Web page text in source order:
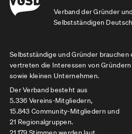
Verband der Gründer
Selbstständigen
Selbstständige und Gründer brauchen
vertreten die Interessen von
sowie kleinen Unternehmen.
Der Verband besteht aus
5.336 Vereins-Mitgliedern,
15.843 Community-Mitgliedern und
21 Regionalgruppen.